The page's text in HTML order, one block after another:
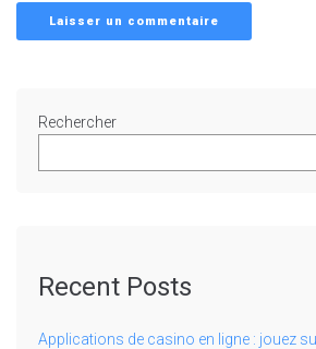
Rechercher
Recent Posts
Applications de casino en ligne : jouez